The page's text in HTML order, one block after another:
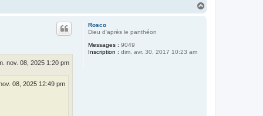
Rosco
Dieu d'après le panthéon
Messages : 9049
Inscription : dim. avr. 30, 2017 10:23 am
nov. 08, 2025 1:20 pm
08, 2025 12:49 pm